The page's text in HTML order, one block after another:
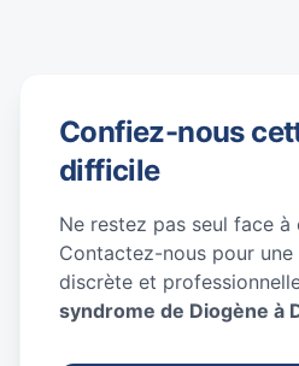
Confiez-nous
difficile
Ne restez pas seul face
Contactez-nous pour
discrète et
syndrome de Diogène à